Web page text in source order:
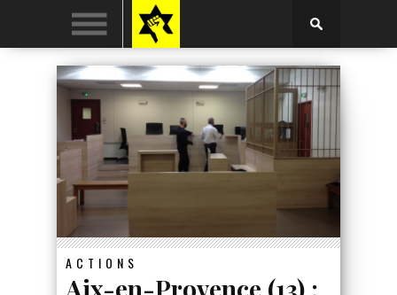
ACTIONS
Aix-en-Provence (13) :